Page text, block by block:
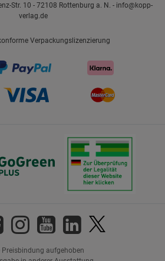
Str. 10 - 72108 Rottenburg a. N. - info@kopp-
verlag.de
Verpackungslizenzierung
Preisbindung aufgehoben